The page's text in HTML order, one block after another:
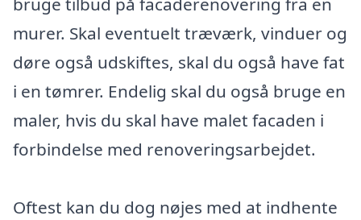
murer. Skal eventuelt træværk, vinduer og
døre også udskiftes, skal du også have fat
i en tømrer. Endelig skal du også bruge en
maler, hvis du skal have malet facaden i
forbindelse med renoveringsarbejdet.
Oftest kan du dog nøjes med at indhente